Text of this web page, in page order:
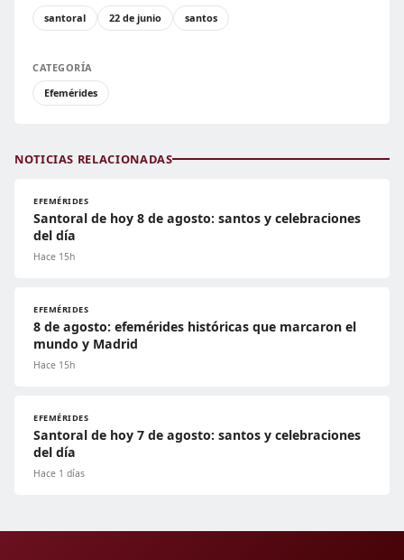
santoral
22 de junio santos
CATEGORÍA
Efemérides
NOTICIAS RELACIONADAS
EFEMÉRIDES
Santoral de hoy 8 de agosto: santos y celebraciones
del día
Hace 15h
EFEMÉRIDES
8 de agosto: efemérides históricas que marcaron el
mundo y Madrid
Hace 15h
EFEMÉRIDES
Santoral de hoy 7 de agosto: santos y celebraciones
del día
Hace 1 días